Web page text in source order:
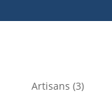
Artisans (3)